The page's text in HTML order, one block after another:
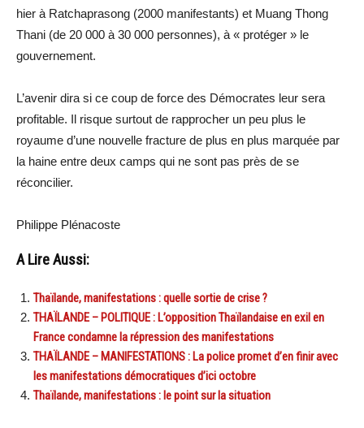
hier à Ratchaprasong (2000 manifestants) et Muang Thong
Thani (de 20 000 à 30 000 personnes), à « protéger » le
gouvernement.
L’avenir dira si ce coup de force des Démocrates leur sera
profitable. Il risque surtout de rapprocher un peu plus le
royaume d’une nouvelle fracture de plus en plus marquée par
la haine entre deux camps qui ne sont pas près de se
réconcilier.
Philippe Plénacoste
A Lire Aussi:
Thaïlande, manifestations : quelle sortie de crise ?
THAÏLANDE – POLITIQUE : L’opposition Thaïlandaise en exil en
France condamne la répression des manifestations
THAÏLANDE – MANIFESTATIONS : La police promet d’en finir avec
les manifestations démocratiques d’ici octobre
Thaïlande, manifestations : le point sur la situation